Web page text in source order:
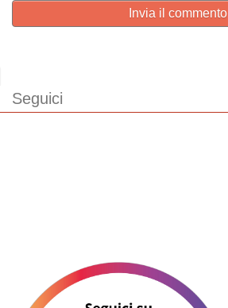
Invia il commento
Seguici